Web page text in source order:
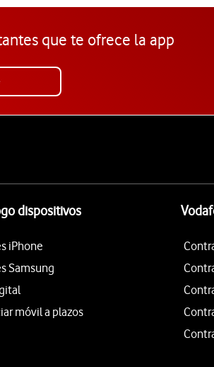
que te ofrece la app
dispositivos
iPhone
Samsung
móvil a plazos